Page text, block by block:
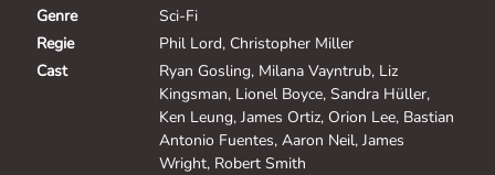
Genre
Sci-Fi
Regie
Phil Lord, Christopher Miller
Cast
Ryan Gosling, Milana Vayntrub, Liz
Kingsman, Lionel Boyce, Sandra Hüller,
Ken Leung, James Ortiz, Orion Lee, Bastian
Antonio Fuentes, Aaron Neil, James
Wright, Robert Smith